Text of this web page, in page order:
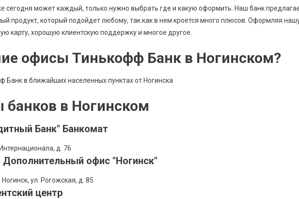
сегодня может каждый, только нужно выбрать где и какую оформить. Наш банк
продукт, который подойдет любому, так как в нем кроется много плюсов. Оформляя
карту, хорошую клиентскую поддержку и многое другое.
офисы Тинькофф Банк в Ногинском?
Банк в ближайших населенных пунктах от Ногинска
в Ногинском
Банк" Банкомат
д. 76
Дополнительный офис "Ногинск"
ул. Рогожская, д. 85
центр